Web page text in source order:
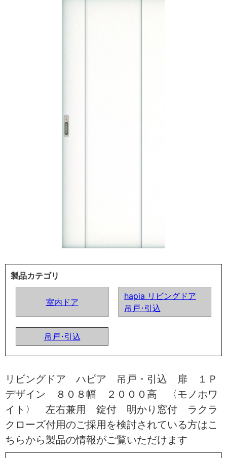
製品カテゴリ
室内ドア
hapia リビングドア
吊戸･引込
吊戸･引込
リビングドア ハピア 吊戸・引込 扉 １Ｐ
デザイン ８０８幅 ２０００高 〈モノホワ
イト〉 左右兼用 錠付 明かり窓付 ラクラ
クローズ付用のご採用を検討されている方はこ
ちらから製品の情報がご覧いただけます